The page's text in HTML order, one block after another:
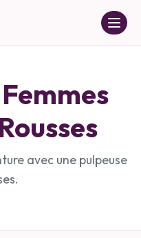
Rousses
avec une pulpeuse
.